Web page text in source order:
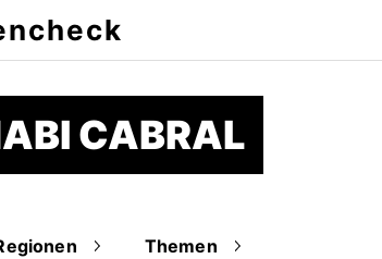
CABRAL
Themen